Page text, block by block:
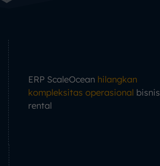
ERP ScaleOcean hilangkan
kompleksitas operasional bisnis
rental